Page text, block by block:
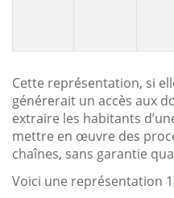
Cette représentation, si
générerait un accès aux
extraire les habitants
mettre en œuvre des
chaînes, sans garantie
Voici une représentation